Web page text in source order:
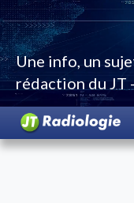
Une info, un
rédaction du JT -